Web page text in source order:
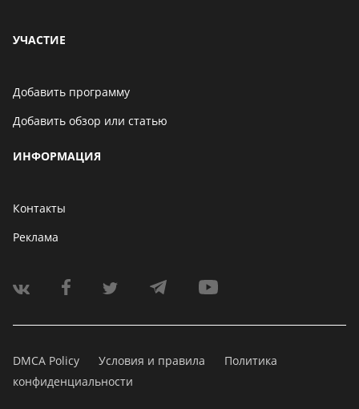
УЧАСТИЕ
Добавить программу
Добавить обзор или статью
ИНФОРМАЦИЯ
Контакты
Реклама
DMCA Policy Условия и правила
Политика
конфиденциальности